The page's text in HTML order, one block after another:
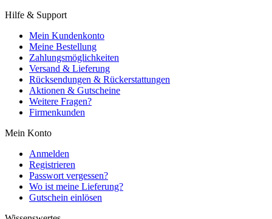
Hilfe & Support
Mein Kundenkonto
Meine Bestellung
Zahlungsmöglichkeiten
Versand & Lieferung
Rücksendungen & Rückerstattungen
Aktionen & Gutscheine
Weitere Fragen?
Firmenkunden
Mein Konto
Anmelden
Registrieren
Passwort vergessen?
Wo ist meine Lieferung?
Gutschein einlösen